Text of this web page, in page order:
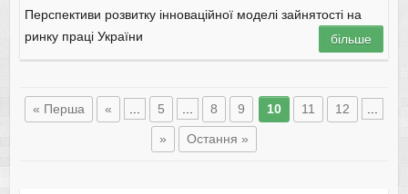
Перспективи розвитку інноваційної моделі зайнятості на
ринку праці України
більше
« Перша « 5 8 9 10 11 12
» Остання »